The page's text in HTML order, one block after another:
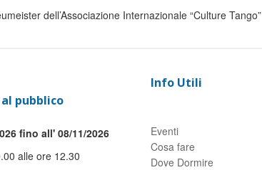
dell’Associazione Internazionale “Culture Tango”
pubblico
fino all' 08/11/2026
alle ore 12.30
Info Utili
Eventi
Cosa fare
Dove Dormire